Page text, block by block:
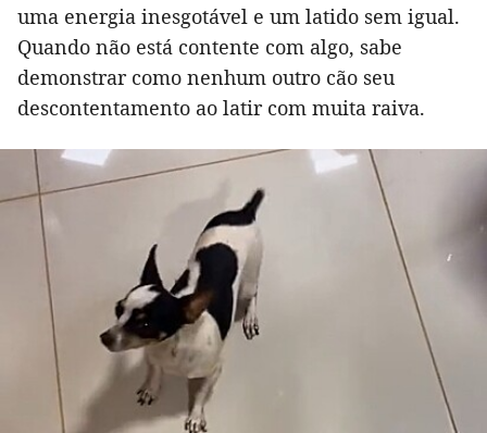
uma energia inesgotável e um latido sem igual.
Quando não está contente com algo, sabe
demonstrar como nenhum outro cão seu
descontentamento ao latir com muita raiva.